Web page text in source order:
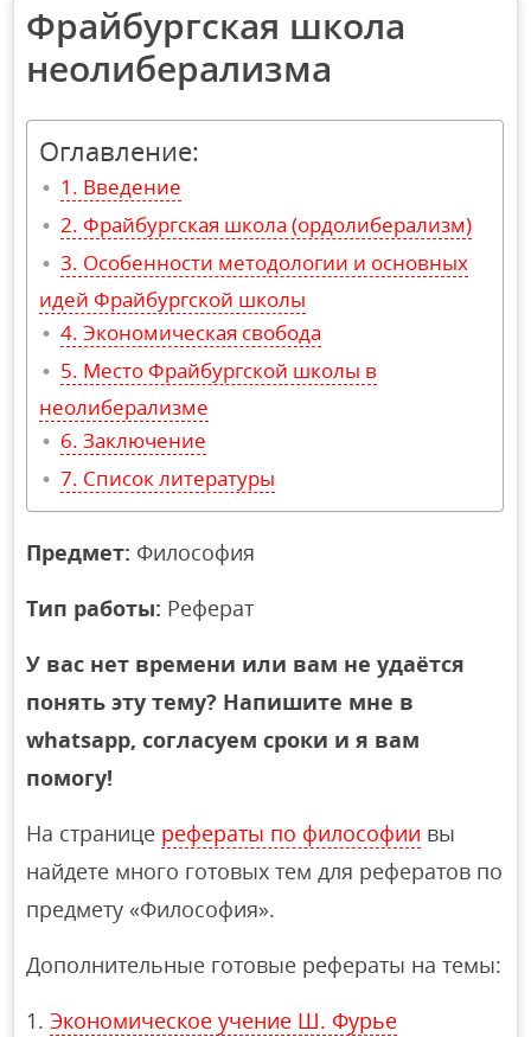
Фрайбургская школа
неолиберализма
Оглавление:
Введение
Фрайбургская школа (ордолиберализм)
Особенности методологии и основных
идей Фрайбургской школы
Экономическая свобода
Место Фрайбургской школы в
неолиберализме
Заключение
Список литературы
Предмет: Философия
Тип работы: Реферат
У вас нет времени или вам не удаётся
понять эту тему? Напишите мне в
whatsapp, согласуем сроки и я вам
помогу!
На странице рефераты по философии вы
найдете много готовых тем для рефератов по
предмету «Философия».
Дополнительные готовые рефераты на темы:
Экономическое учение Ш. Фурье